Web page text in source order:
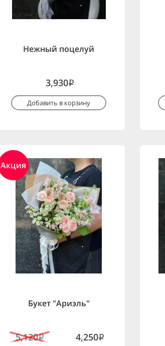
Нежный поцелуй
3,930i
Добавить в корзину
Акция
Букет "Ариэль"
5,120i 4,250i